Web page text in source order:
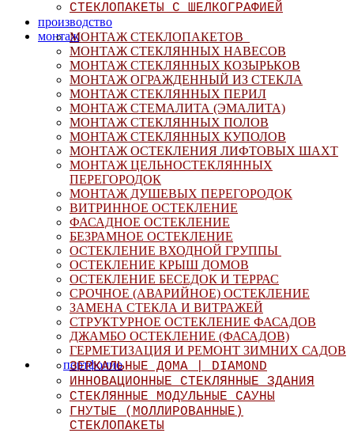
СТЕКЛОПАКЕТЫ С ШЕЛКОГРАФИЕЙ
производство
монтажМОНТАЖ СТЕКЛОПАКЕТОВ
МОНТАЖ СТЕКЛЯННЫХ НАВЕСОВ
МОНТАЖ СТЕКЛЯННЫХ КОЗЫРЬКОВ
МОНТАЖ ОГРАЖДЕННЫЙ ИЗ СТЕКЛА
МОНТАЖ СТЕКЛЯННЫХ ПЕРИЛ
МОНТАЖ СТЕМАЛИТА (ЭМАЛИТА)
МОНТАЖ СТЕКЛЯННЫХ ПОЛОВ
МОНТАЖ СТЕКЛЯННЫХ КУПОЛОВ
МОНТАЖ ОСТЕКЛЕНИЯ ЛИФТОВЫХ ШАХТ
МОНТАЖ ЦЕЛЬНОСТЕКЛЯННЫХ
ПЕРЕГОРОДОК
МОНТАЖ ДУШЕВЫХ ПЕРЕГОРОДОК
ВИТРИННОЕ ОСТЕКЛЕНИЕ
ФАСАДНОЕ ОСТЕКЛЕНИЕ
БЕЗРАМНОЕ ОСТЕКЛЕНИЕ
ОСТЕКЛЕНИЕ ВХОДНОЙ ГРУППЫ
ОСТЕКЛЕНИЕ КРЫШ ДОМОВ
ОСТЕКЛЕНИЕ БЕСЕДОК И ТЕРРАС
СРОЧНОЕ (АВАРИЙНОЕ) ОСТЕКЛЕНИЕ
ЗАМЕНА СТЕКЛА И ВИТРАЖЕЙ
СТРУКТУРНОЕ ОСТЕКЛЕНИЕ ФАСАДОВ
ДЖАМБО ОСТЕКЛЕНИЕ (ФАСАДОВ)
ГЕРМЕТИЗАЦИЯ И РЕМОНТ ЗИМНИХ САДОВ
портфолио
ЗЕРКАЛЬНЫЕ ДОМА | DIAMOND
ИННОВАЦИОННЫЕ СТЕКЛЯННЫЕ ЗДАНИЯ
СТЕКЛЯННЫЕ МОДУЛЬНЫЕ САУНЫ
ГНУТЫЕ (МОЛЛИРОВАННЫЕ)
СТЕКЛОПАКЕТЫ